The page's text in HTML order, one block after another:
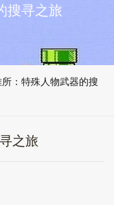
搜寻之旅
：特殊人物武器的搜
之旅